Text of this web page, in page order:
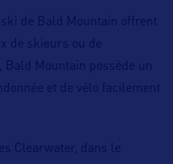
ski de Bald Mountain offrent
de skieurs ou de
Bald Mountain possède un
et de vélo facilement
Clearwater, dans le